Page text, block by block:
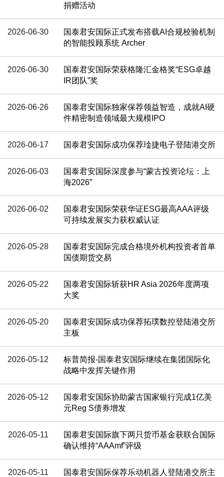
捐赠活动
2026-06-30
国泰君安国际正式发布搭载AI合规校验机制
的智能投顾系统 Archer
2026-06-30
国泰君安国际荣获格隆汇金格奖“ESG卓越
IR团队”奖
2026-06-26
国泰君安国际独家保荐领益智造，成就AI硬
件精密制造领域最大规模IPO
2026-06-17 国泰君安国际成功保荐琻捷电子登陆港交所
2026-06-03
国泰君安国际深度参与“蒙古投资论坛：上
海2026”
2026-06-02
国泰君安国际荣获华证ESG最高AAA评级
可持续发展实力获权威认证
2026-05-28
国泰君安国际完成合格境外机构投资者首单
国债期货交易
2026-05-22
国泰君安国际斩获HR Asia 2026年度两项
大奖
2026-05-20
国泰君安国际成功保荐拓璞数控登陆港交所
主板
2026-05-12
标普简报-国泰君安国际继续在集团国际化
战略中发挥关键作用
2026-05-12
国泰君安国际协助蒙古国家银行完成1亿美
元Reg S债券增发
2026-05-11
国泰君安国际旗下两只货币基金获联合国际
确认维持“AAAmf”评级
2026-05-11
国泰君安国际保荐乐动机器人登陆港交所主